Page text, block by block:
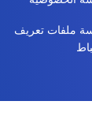
ملفات تعريف